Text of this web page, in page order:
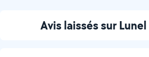
Avis laissés sur